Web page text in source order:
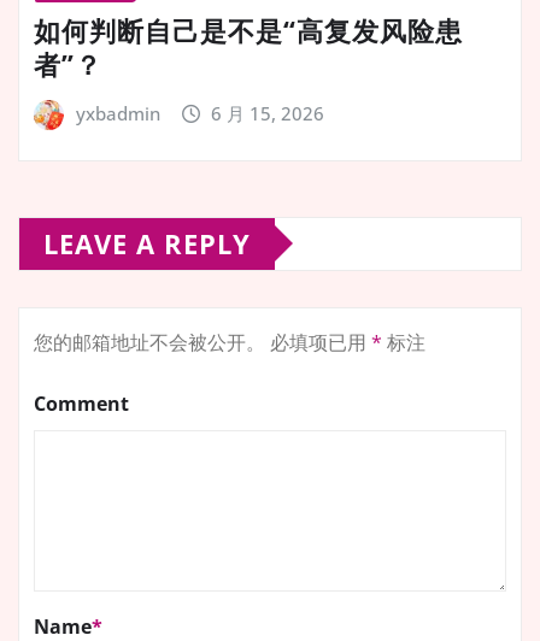
如何判断自己是不是“高复发风险患
者”？
yxbadmin 6 月 15, 2026
LEAVE A REPLY
您的邮箱地址不会被公开。 必填项已用 * 标注
Comment
Name*